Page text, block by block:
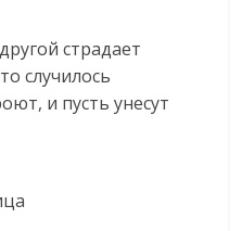
страдает
случилось
и пусть унесут